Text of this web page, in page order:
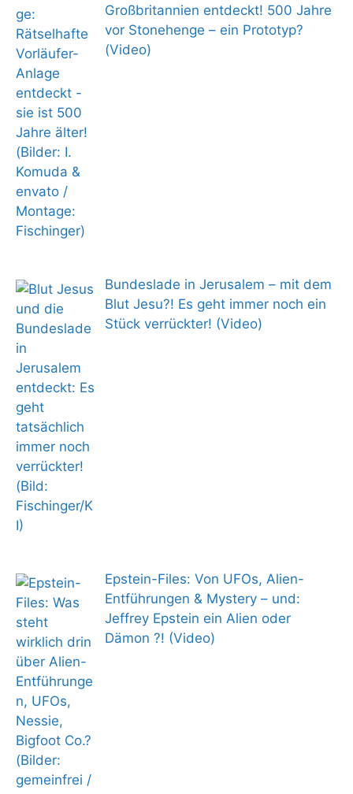
Großbritannien entdeckt! 500 Jahre
vor Stonehenge – ein Prototyp?
(Video)
Bundeslade in Jerusalem – mit dem
Blut Jesu?! Es geht immer noch ein
Stück verrückter! (Video)
Epstein-Files: Von UFOs, Alien-
Entführungen & Mystery – und:
Jeffrey Epstein ein Alien oder
Dämon ?! (Video)